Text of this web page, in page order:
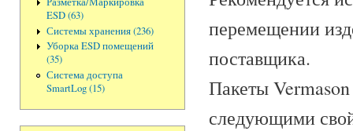
ESD (63)
Системы хранения (236)
Уборка ESD помещений
(35)
Система доступа
SmartLog (15)
перемещении
поставщика.
Пакеты
следующими